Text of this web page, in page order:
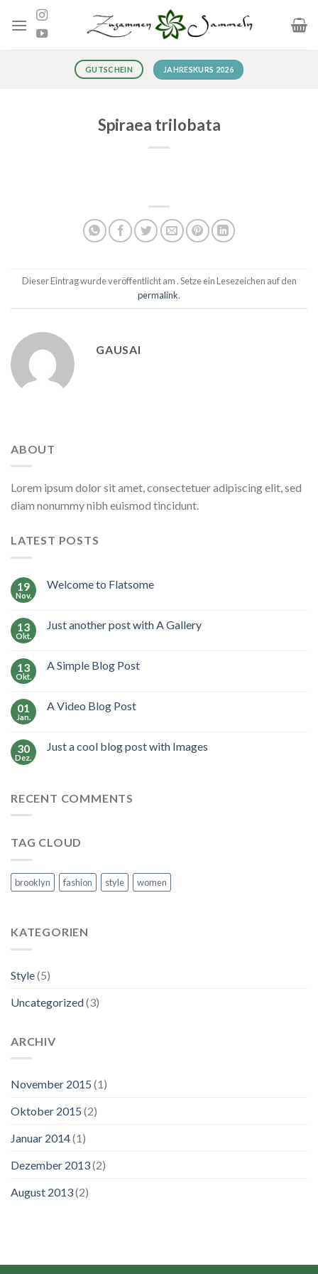
Inhalt
GUTSCHEIN JAHRESKURS 2026
Spiraea trilobata
Dieser Eintrag wurde veröffentlicht am . Setze ein Lesezeichen auf den
permalink.
GAUSAI
ABOUT
Lorem ipsum dolor sit amet, consectetuer adipiscing elit, sed
diam nonummy nibh euismod tincidunt.
LATEST POSTS
19
Nov.
Welcome to Flatsome
13
Okt.
Just another post with A Gallery
13
Okt.
A Simple Blog Post
01
Jan.
A Video Blog Post
30
Dez.
Just a cool blog post with Images
RECENT COMMENTS
TAG CLOUD
brooklyn fashion style women
KATEGORIEN
Style(5)
Uncategorized(3)
ARCHIV
November 2015 (1)
Oktober 2015 (2)
Januar 2014(1)
Dezember 2013(2)
August 2013(2)